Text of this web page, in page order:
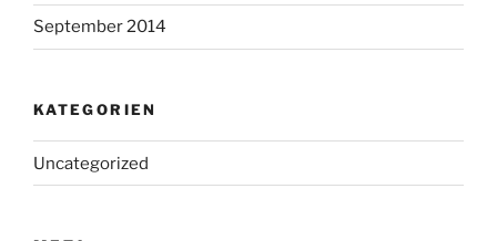
September 2014
KATEGORIEN
Uncategorized